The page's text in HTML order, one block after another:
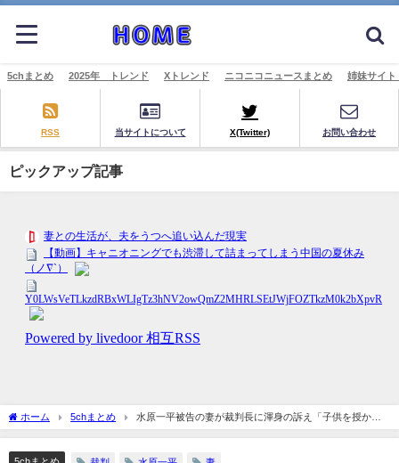
5chまとめ 2025年 トレンド Xトレンド ニコニコニュースまとめ 姉妹サイ
RSS 当サイトについて X(Twitter) お問い合わせ
ピックアップ記事
ホーム 5chまとめ
水原一平被告の妻が裁判長に渾身の訴え「子供を授かる
のが夢」「夫は唯一の家族」「円形脱毛症に難聴」 [ネギうどん★]